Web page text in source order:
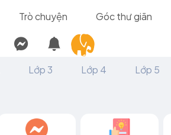
Trò chuyện Góc thư giãn
Lớp 3 Lớp 4 Lớp 5